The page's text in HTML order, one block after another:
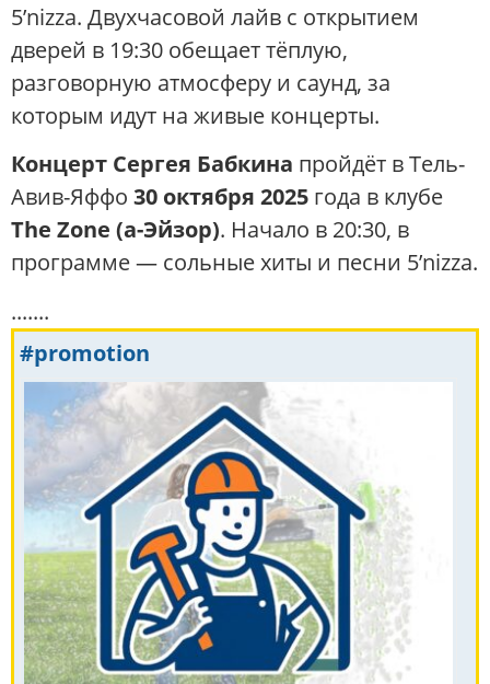
5’nizza. Двухчасовой лайв c открытием
дверей в 19:30 обещает тёплую,
разговорную атмосферу и саунд, за
которым идут на живые концерты.
Концерт Сергея Бабкина пройдёт в Тель-
Авив-Яффо 30 октября 2025 года в клубе
The Zone (а-Эйзор). Начало в 20:30, в
программе — сольные хиты и песни 5’nizza.
.......
#promotion